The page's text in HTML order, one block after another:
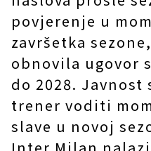
povjerenje u
završetka
obnovila ugovor
do 2028. Javnost
trener voditi
slave u novoj